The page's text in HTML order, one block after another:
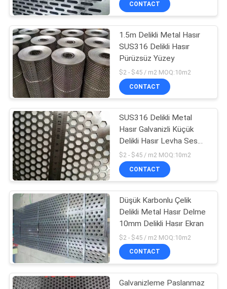
CONTACT
1.5m Delikli Metal Hasır
SUS316 Delikli Hasır
Pürüzsüz Yüzey
$2 - $45 / m2 MOQ:10m2
CONTACT
SUS316 Delikli Metal
Hasır Galvanizli Küçük
Delikli Hasır Levha Ses
Yalıtımı
$2 - $45 / m2 MOQ:10m2
CONTACT
Düşük Karbonlu Çelik
Delikli Metal Hasır Delme
10mm Delikli Hasır Ekran
$2 - $45 / m2 MOQ:10m2
CONTACT
Galvanizleme Paslanmaz